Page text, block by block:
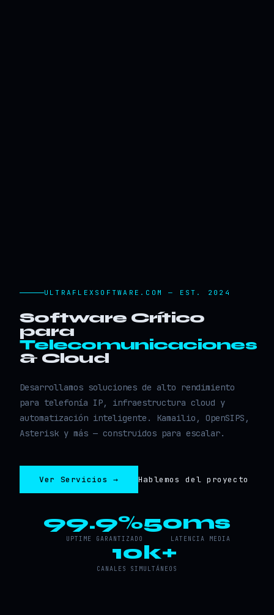
ULTRAFLEXSOFTWARE.COM — EST. 2024
Software Crítico
para
Telecomunicaciones
& Cloud
Desarrollamos soluciones de alto rendimiento
para telefonía IP, infraestructura cloud y
automatización inteligente. Kamailio, OpenSIPS,
Asterisk y más — construidos para escalar.
Ver Servicios → Hablemos del proyecto
99.9%
UPTIME GARANTIZADO
50ms
LATENCIA MEDIA
10k+
CANALES SIMULTÁNEOS